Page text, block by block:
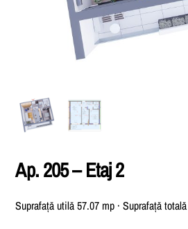
Ap. 205 – Etaj 2
Suprafață utilă 57.07 mp · Suprafață